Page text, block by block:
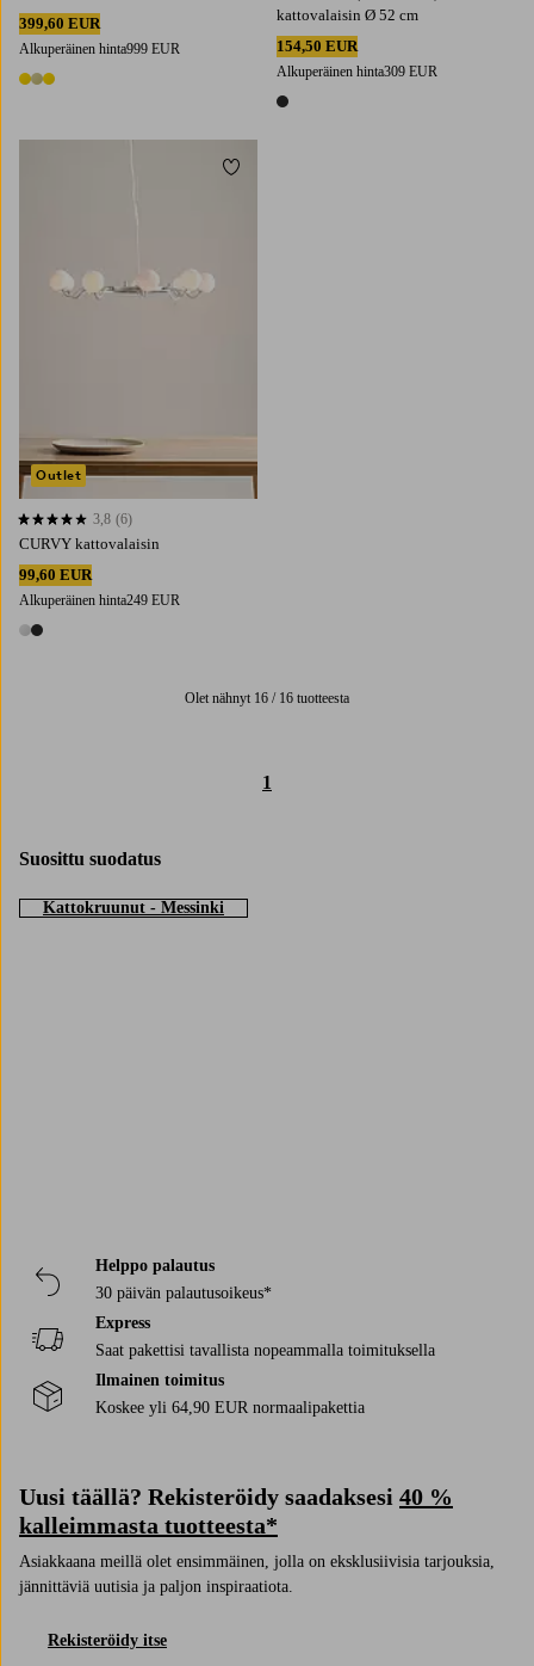
399,60 EUR
Alkuperäinen hinta999 EUR
3 värejä
kattovalaisin Ø 52 cm
154,50 EUR
Alkuperäinen hinta309 EUR
1 väri
CURVY kattovalaisin
99,60 EUR
Alkuperäinen hinta249 EUR
2 värejä
3,8 perustuen 6 arvosanaan
3,8 (6)
Outlet
Lisää suosikkeihin
Olet nähnyt 16 / 16 tuotteesta
1
Suosittu suodatus
Kattokruunut - Messinki
Helppo palautus
30 päivän palautusoikeus*
Express
Saat pakettisi tavallista nopeammalla toimituksella
Ilmainen toimitus
Koskee yli 64,90 EUR normaalipakettia
Uusi täällä? Rekisteröidy saadaksesi 40 %
kalleimmasta tuotteesta*
Asiakkaana meillä olet ensimmäinen, jolla on eksklusiivisia tarjouksia,
jännittäviä uutisia ja paljon inspiraatiota.
Rekisteröidy itse